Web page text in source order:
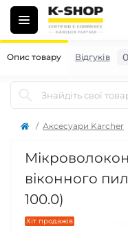
Аксесуари Karcher
віконного
100.0)
Хіт продажів
Опис товару Відгуків 0